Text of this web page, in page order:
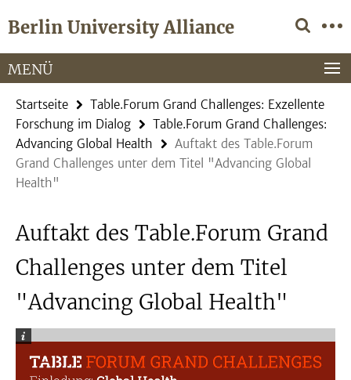
direkt
Inhalt
Berlin University Alliance
Service-
Navigation
MENÜ
Startseite
Table.Forum Grand Challenges: Exzellente
Forschung im Dialog
Table.Forum Grand Challenges:
Advancing Global Health
Auftakt des Table.Forum
Grand Challenges unter dem Titel "Advancing Global
Health"
Auftakt des Table.Forum Grand
Challenges unter dem Titel
"Advancing Global Health"